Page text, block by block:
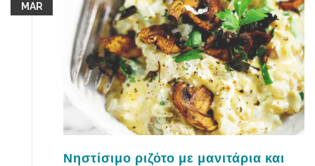
MAR
Νηστίσιμο ριζότο με μανιτάρια και